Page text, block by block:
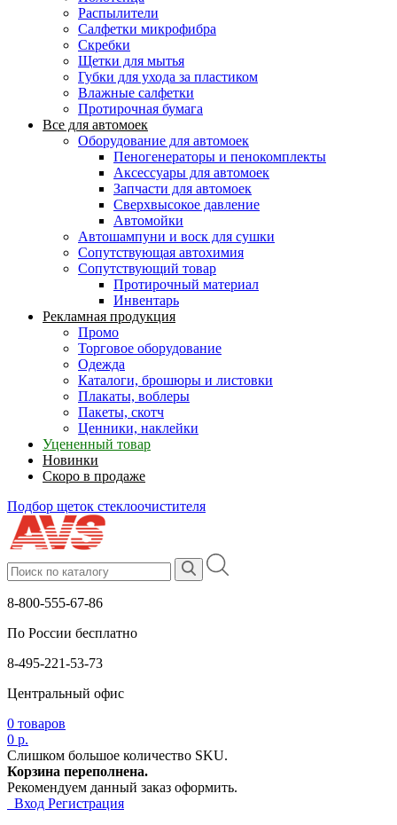
Распылители
Салфетки микрофибра
Скребки
Щетки для мытья
Губки для ухода за пластиком
Влажные салфетки
Протирочная бумага
Все для автомоек
Оборудование для автомоек
Пеногенераторы и пенокомплекты
Аксессуары для автомоек
Запчасти для автомоек
Сверхвысокое давление
Автомойки
Автошампуни и воск для сушки
Сопутствующая автохимия
Сопутствующий товар
Протирочный материал
Инвентарь
Рекламная продукция
Промо
Торговое оборудование
Одежда
Каталоги, брошюры и листовки
Плакаты, воблеры
Пакеты, скотч
Ценники, наклейки
Уцененный товар
Новинки
Скоро в продаже
Подбор щеток стеклоочистителя
8-800-555-67-86
По России бесплатно
8-495-221-53-73
Центральный офис
0 товаров
0 р.
Слишком большое количество SKU.
Корзина переполнена.
Рекомендуем данный заказ оформить.
Вход Регистрация